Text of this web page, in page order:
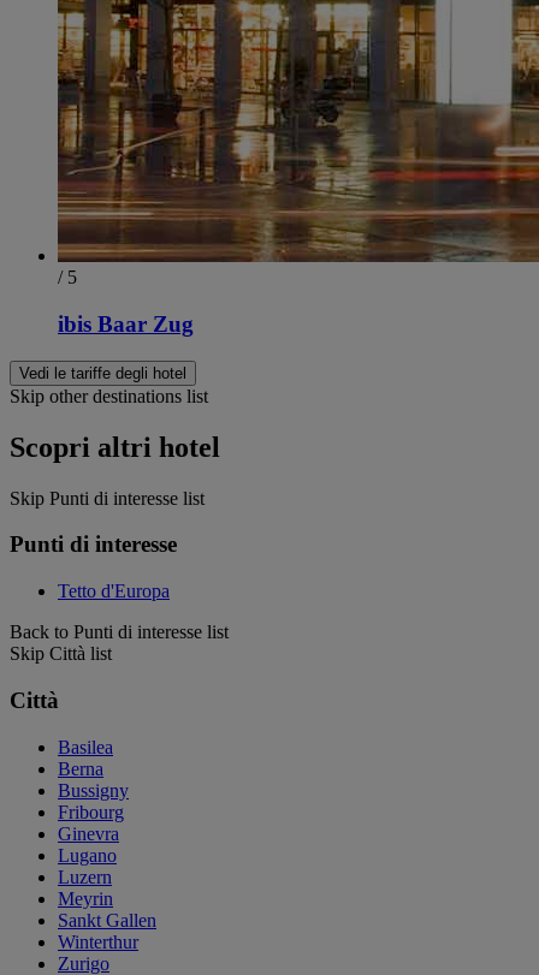
/ 5
ibis Baar Zug
Vedi le tariffe degli hotel
Skip other destinations list
Scopri altri hotel
Skip Punti di interesse list
Punti di interesse
Tetto d'Europa
Back to Punti di interesse list
Skip Città list
Città
Basilea
Berna
Bussigny
Fribourg
Ginevra
Lugano
Luzern
Meyrin
Sankt Gallen
Winterthur
Zurigo